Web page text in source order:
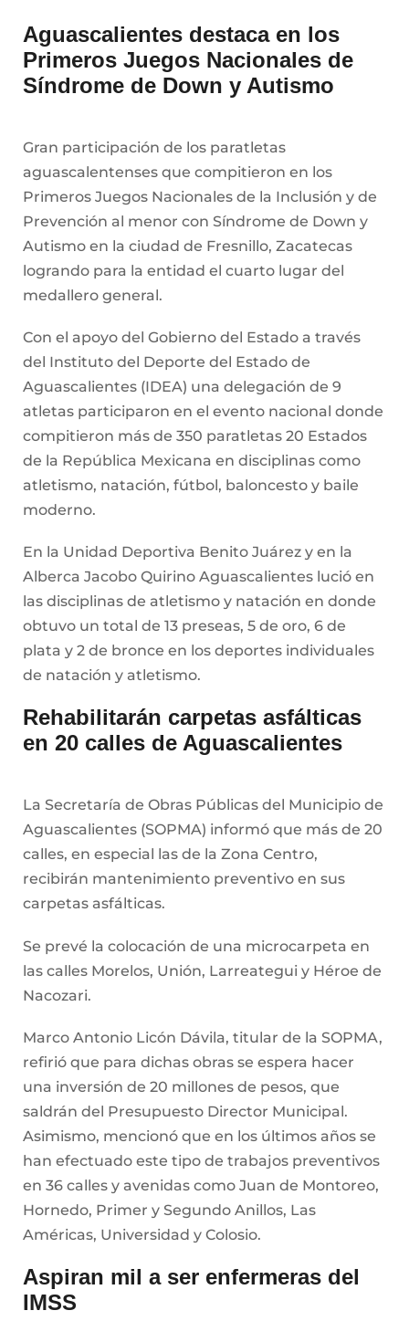
Aguascalientes destaca en los
Primeros Juegos Nacionales de
Síndrome de Down y Autismo
Gran participación de los paratletas
aguascalentenses que compitieron en los
Primeros Juegos Nacionales de la Inclusión y de
Prevención al menor con Síndrome de Down y
Autismo en la ciudad de Fresnillo, Zacatecas
logrando para la entidad el cuarto lugar del
medallero general.
Con el apoyo del Gobierno del Estado a través
del Instituto del Deporte del Estado de
Aguascalientes (IDEA) una delegación de 9
atletas participaron en el evento nacional donde
compitieron más de 350 paratletas 20 Estados
de la República Mexicana en disciplinas como
atletismo, natación, fútbol, baloncesto y baile
moderno.
En la Unidad Deportiva Benito Juárez y en la
Alberca Jacobo Quirino Aguascalientes lució en
las disciplinas de atletismo y natación en donde
obtuvo un total de 13 preseas, 5 de oro, 6 de
plata y 2 de bronce en los deportes individuales
de natación y atletismo.
Rehabilitarán carpetas asfálticas
en 20 calles de Aguascalientes
La Secretaría de Obras Públicas del Municipio de
Aguascalientes (SOPMA) informó que más de 20
calles, en especial las de la Zona Centro,
recibirán mantenimiento preventivo en sus
carpetas asfálticas.
Se prevé la colocación de una microcarpeta en
las calles Morelos, Unión, Larreategui y Héroe de
Nacozari.
Marco Antonio Licón Dávila, titular de la SOPMA,
refirió que para dichas obras se espera hacer
una inversión de 20 millones de pesos, que
saldrán del Presupuesto Director Municipal.
Asimismo, mencionó que en los últimos años se
han efectuado este tipo de trabajos preventivos
en 36 calles y avenidas como Juan de Montoreo,
Hornedo, Primer y Segundo Anillos, Las
Américas, Universidad y Colosio.
Aspiran mil a ser enfermeras del
IMSS